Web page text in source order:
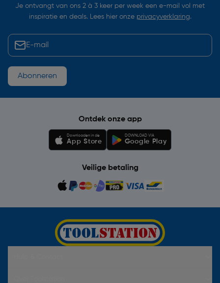
Je ontvangt van ons 2 à 3 keer per week een e-mail vol met
inspiratie en deals. Lees hier onze privacyverklaring.
Abonneren
Ontdek onze app
Downloaden in de
App Store
DOWNLOAD VIA
Google Play
Veilige betaling